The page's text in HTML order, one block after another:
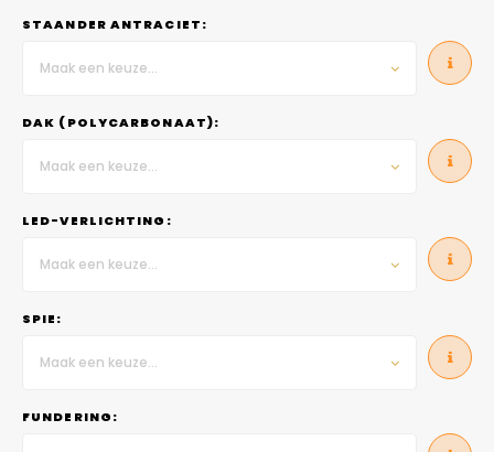
STAANDER ANTRACIET:
Maak een keuze...
DAK (POLYCARBONAAT):
Maak een keuze...
LED-VERLICHTING:
Maak een keuze...
SPIE:
Maak een keuze...
FUNDERING: